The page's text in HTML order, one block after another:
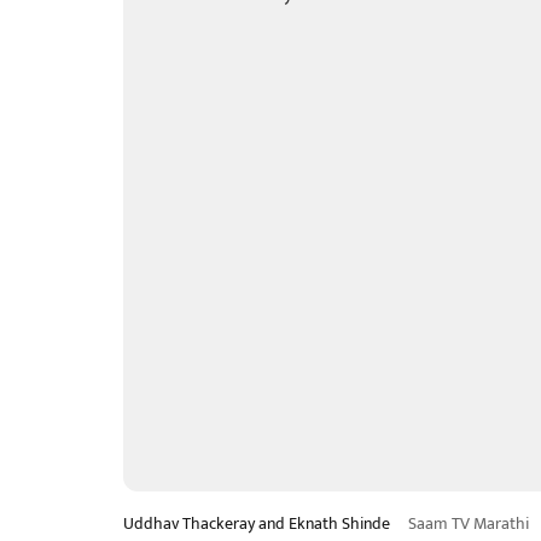
Uddhav Thackeray and Eknath Shinde Saam TV Marathi